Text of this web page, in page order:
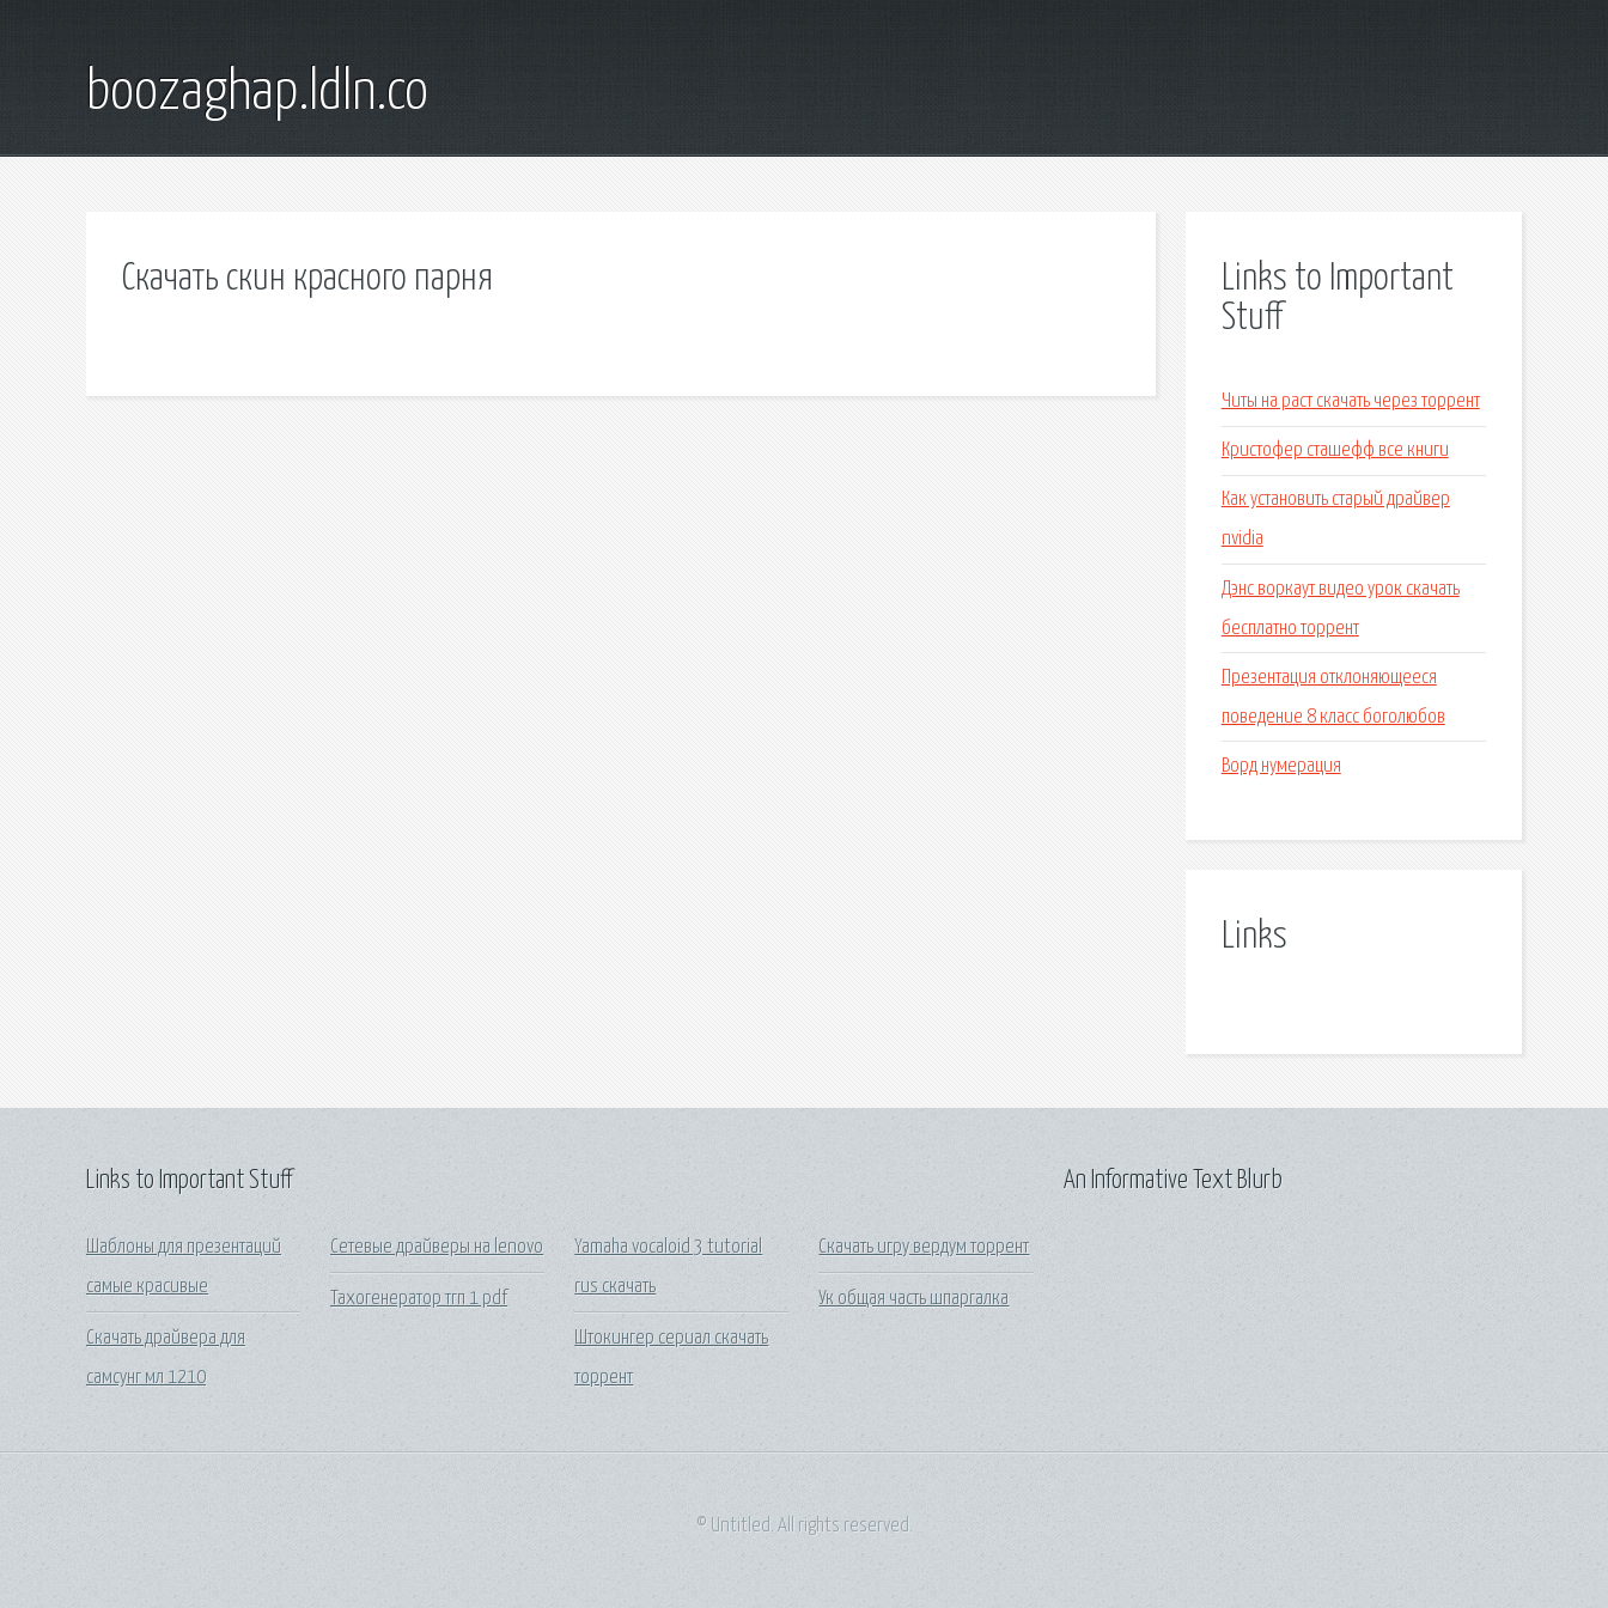
boozaghap.ldln.co
Скачать скин красного парня
Links to Important
Stuff
Читы на раст скачать через торрент
Кристофер сташефф все книги
Как установить старый драйвер
nvidia
Дэнс воркаут видео урок скачать
бесплатно торрент
Презентация отклоняющееся
поведение 8 класс боголюбов
Ворд нумерация
Links
Links to Important Stuff
Шаблоны для презентаций
самые красивые
Скачать драйвера для
самсунг мл 1210
Сетевые драйверы на lenovo
Тахогенератор тгп 1 pdf
Yamaha vocaloid 3 tutorial
rus скачать
Штокингер сериал скачать
торрент
Скачать игру вердум торрент
Ук общая часть шпаргалка
An Informative Text Blurb
© Untitled. All rights reserved.